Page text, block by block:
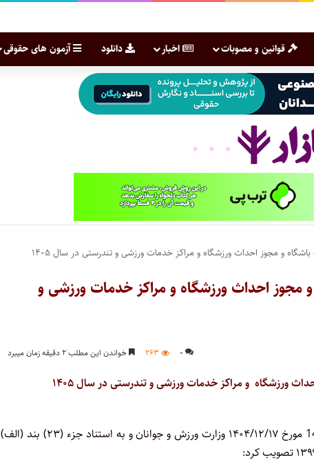
قوانین و مصوبات اخبار دانلود آزمون های حقوقی
و مجوز احداث ورزشگاه و مراکز خدمات ورزشی و تندرستی در سال ۱۴۰۵
احداث ورزشگاه و مراکز خدمات ورزشی و
۰ ۲۶۳ خواندن این مطلب ۲ دقیقه زمان میبرد
ورزشگاهو مراکز خدمات ورزشی و تندرستی در سال ۱۴۰۵
هیئت وزیران در جلسه ۱۴۰۵/۱/۳۰ به پیشنهاد شماره ۲۰۸۷/۱۰۰/ص1404 مورخ ۱۴۰۴/۱۲/۱۷ وزارت ورزش و جوانان و به استناد جزء (۲۳) بند (الف)